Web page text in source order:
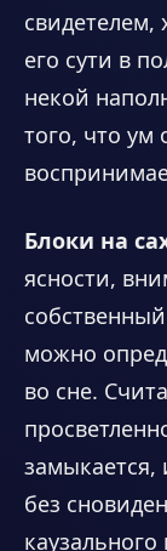
свидетелем,
его сути в
некой
того, что ум
Блоки на
ясности,
можно
во сне.
замыкается,
без
каузального